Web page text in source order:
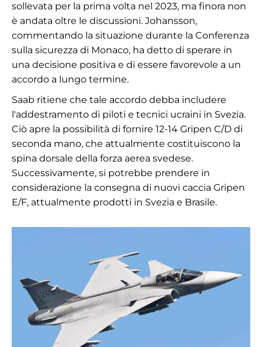
sollevata per la prima volta nel 2023, ma finora non
è andata oltre le discussioni. Johansson,
commentando la situazione durante la Conferenza
sulla sicurezza di Monaco, ha detto di sperare in
una decisione positiva e di essere favorevole a un
accordo a lungo termine.
Saab ritiene che tale accordo debba includere
l'addestramento di piloti e tecnici ucraini in Svezia.
Ciò apre la possibilità di fornire 12-14 Gripen C/D di
seconda mano, che attualmente costituiscono la
spina dorsale della forza aerea svedese.
Successivamente, si potrebbe prendere in
considerazione la consegna di nuovi caccia Gripen
E/F, attualmente prodotti in Svezia e Brasile.